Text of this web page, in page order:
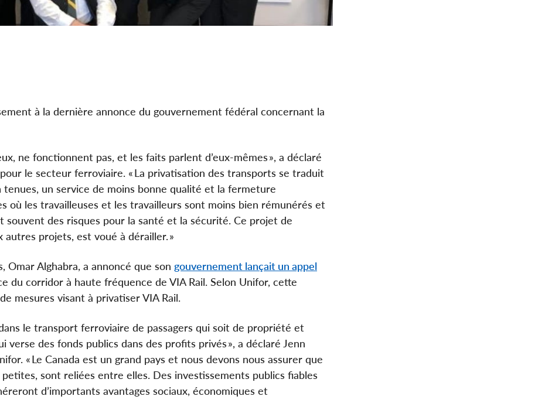
à la dernière annonce du gouvernement fédéral concernant la
ne fonctionnent pas, et les faits parlent d’eux-mêmes », a déclaré
le secteur ferroviaire. « La privatisation des transports se traduit
tenues, un service de moins bonne qualité et la fermeture
où les travailleuses et les travailleurs sont moins bien rémunérés et
souvent des risques pour la santé et la sécurité. Ce projet de
projets, est voué à dérailler. »
Omar Alghabra, a annoncé que son gouvernement lançait un appel
du corridor à haute fréquence de VIA Rail. Selon Unifor, cette
mesures visant à privatiser VIA Rail.
le transport ferroviaire de passagers qui soit de propriété et
verse des fonds publics dans des profits privés », a déclaré Jenn
« Le Canada est un grand pays et nous devons nous assurer que
sont reliées entre elles. Des investissements publics fiables
d’importants avantages sociaux, économiques et